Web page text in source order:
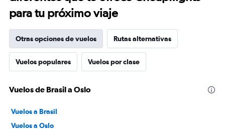
para tu próximo viaje
Otras opciones de vuelos Rutas alternativas
Vuelos populares Vuelos por clase
Vuelos de Brasil a Oslo
Vuelos a Brasil
Vuelos a Oslo